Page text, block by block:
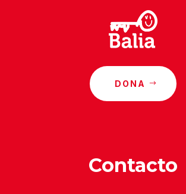
DONA
Contacto